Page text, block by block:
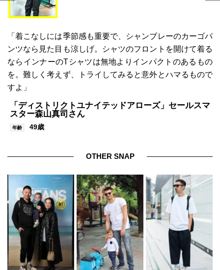
「着こなしには季節感も重要で、シャンブレーのカーゴパ
ンツなら見た目も涼しげ。シャツのフロントを開けて着る
ならインナーのTシャツは無地よりインパクトのあるもの
を。難しく考えず、トライしてみると意外とハマるもので
すよ」
「ディストリクトユナイテッドアローズ」セールスマ
スター森山真司さん
年齢 49歳
OTHER SNAP